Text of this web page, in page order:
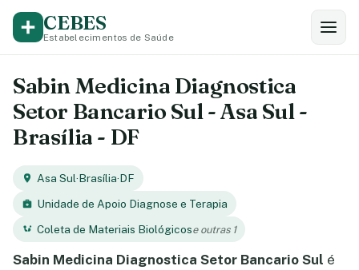
CEBES
Estabelecimentos de Saúde
Sabin Medicina Diagnostica
Setor Bancario Sul - Asa Sul -
Brasília - DF
Asa Sul·Brasília·DF
Unidade de Apoio Diagnose e Terapia
Coleta de Materiais Biológicose outras 1
Sabin Medicina Diagnostica Setor Bancario Sul é